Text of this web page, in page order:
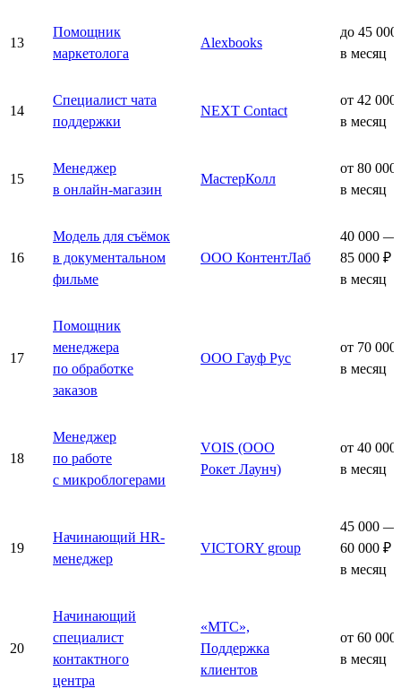
13
Помощник
маркетолога
Alexbooks
до 45 000
в месяц
14
Специалист чата
поддержки
NEXT Contact
от 42 000
в месяц
15
Менеджер
в онлайн-магазин
МастерКолл
от 80 000
в месяц
16
Модель для съёмок
в документальном
фильме
ООО КонтентЛаб
40 000 —
85 000 ₽
в месяц
17
Помощник
менеджера
по обработке
заказов
ООО Гауф Рус
от 70 000
в месяц
18
Менеджер
по работе
с микроблогерами
VOIS (ООО
Рокет Лаунч)
от 40 000
в месяц
19
Начинающий HR-
менеджер
VICTORY group
45 000 —
60 000 ₽
в месяц
20
Начинающий
специалист
контактного
центра
«МТС»,
Поддержка
клиентов
от 60 000
в месяц